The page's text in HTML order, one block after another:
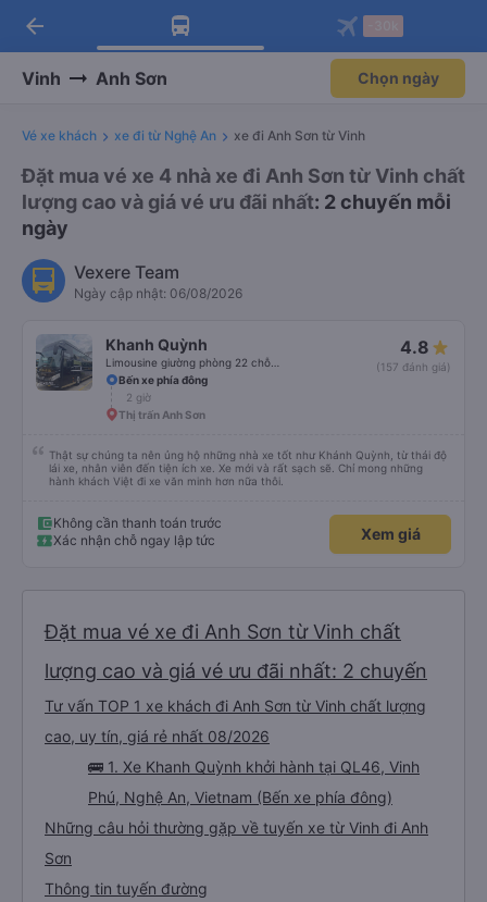
Tải app Vexere ngay!
Nhận ưu đãi thành viên độc
Mở app
Tải app Vexere
-30k/ghế khi đặt vé máy bay qua
Mở app
arrow_back
Vinh Anh Sơn Chọn ngày
Vé xe khách xe đi từ Nghệ An xe đi Anh Sơn từ Vinh
Đặt mua vé xe 4 nhà xe đi Anh Sơn từ Vinh chất
lượng cao và giá vé ưu đãi nhất: 2 chuyến mỗi
ngày
Vexere Team
Ngày cập nhật: 06/08/2026
Khanh Quỳnh 4.8
(157 đánh giá)
Bến xe phía đông
2 giờ
Thị trấn Anh Sơn
Thật sự chúng ta nên ủng hộ những nhà xe tốt như Khánh Quỳnh, từ thái độ
lái xe, nhân viên đến tiện ích xe. Xe mới và rất sạch sẽ. Chỉ mong những
hành khách Việt đi xe văn minh hơn nữa thôi.
Không cần thanh toán trước
Xác nhận chỗ ngay lập tức
Xem giá
Đặt mua vé xe đi Anh Sơn từ Vinh chất
lượng cao và giá vé ưu đãi nhất: 2 chuyến
Tư vấn TOP 1 xe khách đi Anh Sơn từ Vinh chất lượng
cao, uy tín, giá rẻ nhất 08/2026
🚌 1. Xe Khanh Quỳnh khởi hành tại QL46, Vinh
Phú, Nghệ An, Vietnam (Bến xe phía đông)
Những câu hỏi thường gặp về tuyến xe từ Vinh đi Anh
Sơn
Thông tin tuyến đường